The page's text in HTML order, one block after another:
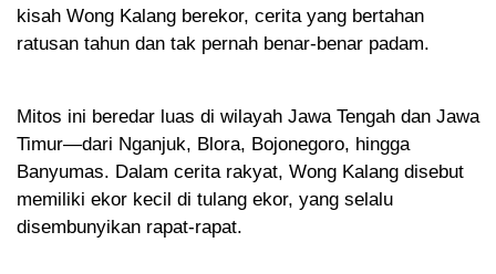
kisah Wong Kalang berekor, cerita yang bertahan
ratusan tahun dan tak pernah benar-benar padam.
Mitos ini beredar luas di wilayah Jawa Tengah dan Jawa
Timur—dari Nganjuk, Blora, Bojonegoro, hingga
Banyumas. Dalam cerita rakyat, Wong Kalang disebut
memiliki ekor kecil di tulang ekor, yang selalu
disembunyikan rapat-rapat.